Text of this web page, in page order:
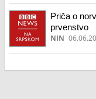
Priča o
prvenstvo
NIN